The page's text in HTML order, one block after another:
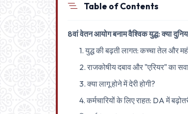
Table of Contents
8वां वेतन आयोग बनाम वैश्विक युद्ध: क्या
1. युद्ध की बढ़ती लागत: कच्चा तेल और
2. राजकोषीय दबाव और "एरियर" का
3. क्या लागू होने में देरी होगी?
4. कर्मचारियों के लिए राहत: DA में